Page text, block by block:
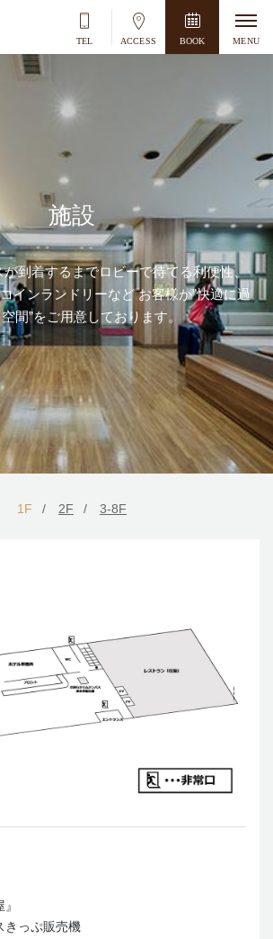
MENU
BOOK
ACCESS
TEL
施設
が到着するまでロビーで待てる利便性、
インランドリーなどお客様が”快適に過
間”をご用意しております。
1F 2F 3-8F
』
きっぷ販売機
火
1
3 4 5
10 11 12 13 14 15
17 18 19 20 21 22
24 25 26 27 28 29
31
宿泊検索・ご予約